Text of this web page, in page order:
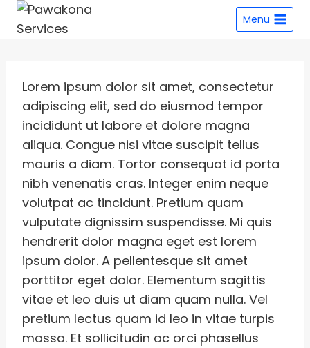
Menu
Lorem ipsum dolor sit amet, consectetur
adipiscing elit, sed do eiusmod tempor
incididunt ut labore et dolore magna
aliqua. Congue nisi vitae suscipit tellus
mauris a diam. Tortor consequat id porta
nibh venenatis cras. Integer enim neque
volutpat ac tincidunt. Pretium quam
vulputate dignissim suspendisse. Mi quis
hendrerit dolor magna eget est lorem
ipsum dolor. A pellentesque sit amet
porttitor eget dolor. Elementum sagittis
vitae et leo duis ut diam quam nulla. Vel
pretium lectus quam id leo in vitae turpis
massa. Et sollicitudin ac orci phasellus